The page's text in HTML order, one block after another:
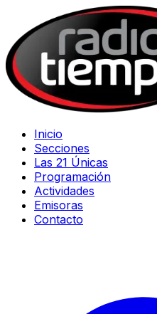
Inicio
Secciones
Las 21 Únicas
Programación
Actividades
Emisoras
Contacto